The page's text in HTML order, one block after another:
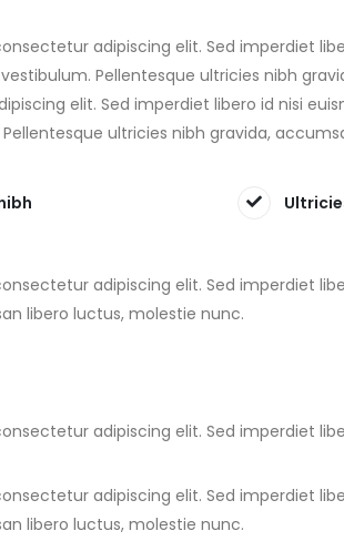
adipiscing elit. Sed imperdiet
Pellentesque ultricies nibh
elit. Sed imperdiet libero id nisi
ultricies nibh gravida,
adipiscing elit. Sed imperdiet
libero luctus, molestie nunc.
adipiscing elit. Sed imperdiet
adipiscing elit. Sed imperdiet
libero luctus, molestie nunc.